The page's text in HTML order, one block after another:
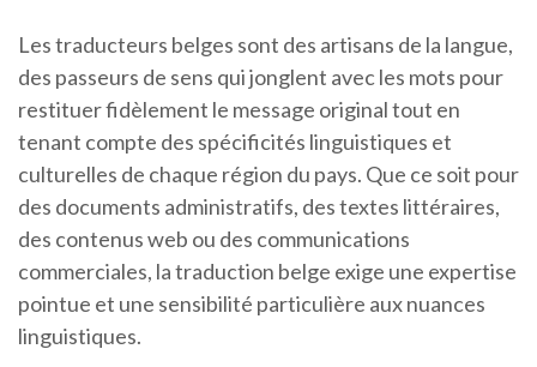
Les traducteurs belges sont des artisans de la langue,
des passeurs de sens qui jonglent avec les mots pour
restituer fidèlement le message original tout en
tenant compte des spécificités linguistiques et
culturelles de chaque région du pays. Que ce soit pour
des documents administratifs, des textes littéraires,
des contenus web ou des communications
commerciales, la traduction belge exige une expertise
pointue et une sensibilité particulière aux nuances
linguistiques.